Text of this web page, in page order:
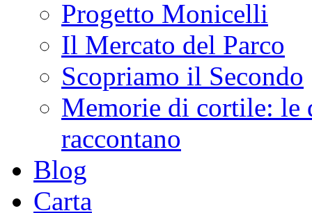
Progetto Monicelli
Il Mercato del Parco
Scopriamo il Secondo
Memorie di cortile: le
raccontano
Blog
Carta